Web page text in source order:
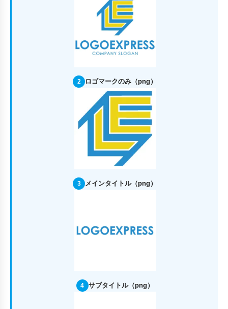
2 ロゴマークのみ（png）
3 メインタイトル（png）
4 サブタイトル（png）